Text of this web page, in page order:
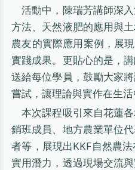
活動中，陳瑞芳講師深
方法、天然液肥的應用與
農友的實際應用案例，展
實踐成果。更貼心的是，
送給每位學員，鼓勵大家
嘗試，讓理論與實作在生活
本次課程吸引來自花蓮
銷班成員、地方農業單位
者等，展現出KKF自然農
實用潛力，透過現場交流